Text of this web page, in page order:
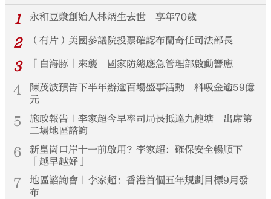
1
永和豆漿創始人林炳生去世 享年70歲
2 （有片）美國參議院投票確認布蘭奇任司法部長
3 「白海豚」來襲 國家防總應急管理部啟動響應
4
陳茂波預告下半年辦逾百場盛事活動 料吸金逾59億
元
5
施政報告｜李家超今早率司局長抵達九龍塘 出席第
二場地區諮詢
6
新皇崗口岸十一前啟用？李家超：確保安全暢順下
「越早越好」
7
地區諮詢會｜李家超：香港首個五年規劃目標9月發
布